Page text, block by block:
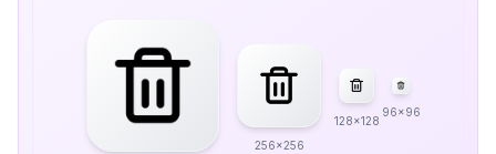
256x256
128x128
96x96